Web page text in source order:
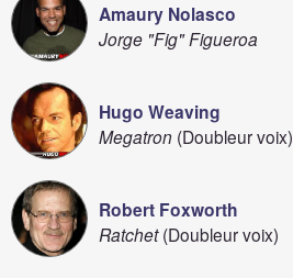
Amaury Nolasco
Jorge "Fig" Figueroa
Hugo Weaving
Megatron (Doubleur voix)
Robert Foxworth
Ratchet(Doubleur voix)